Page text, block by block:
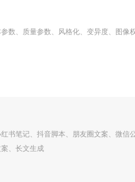
数、质量参数、风格化、变异度、图像
书笔记、抖音脚本、朋友圈文案、微信
、长文生成